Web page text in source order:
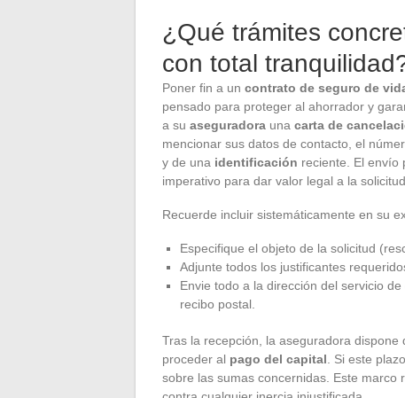
¿Qué trámites
con total
Poner fin a un contrato de seguro de
pensado para proteger al ahorrador y
a su aseguradora una carta de
mencionar sus datos de contacto, el
y de una identificación reciente. El envío
imperativo para dar valor legal a la
Recuerde incluir sistemáticamente en su
Especifique el objeto de la solicitud
Adjunte todos los justificantes
Envie todo a la dirección del servicio
recibo postal.
Tras la recepción, la aseguradora dispone
proceder al pago del capital . Si este
sobre las sumas concernidas. Este